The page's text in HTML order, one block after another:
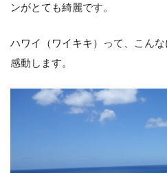
ンがとても綺麗です。
ハワイ（ワイキキ）って、こんな
感動します。